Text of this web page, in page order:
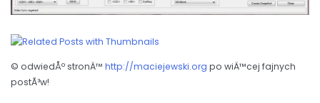
© odwiedÅº stronÄ™ http://maciejewski.org po wiÄ™cej fajnych
postÃ³w!